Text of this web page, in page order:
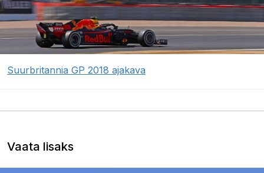
Suurbritannia GP 2018 ajakava
Vaata lisaks